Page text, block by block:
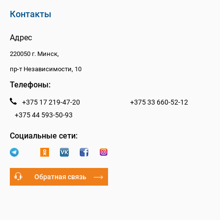
Контакты
Адрес
220050 г. Минск,
пр-т Независимости, 10
Телефоны:
+375 17 219-47-20
+375 33 660-52-12
+375 44 593-50-93
Социальные сети:
Обратная связь